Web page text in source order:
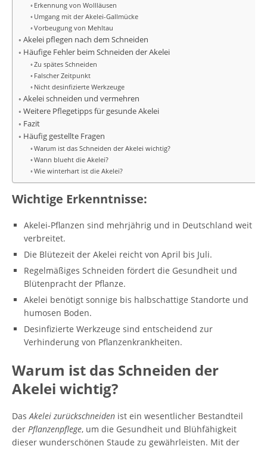
Erkennung von Wollläusen
Umgang mit der Akelei-Gallmücke
Vorbeugung von Mehltau
Akelei pflegen nach dem Schneiden
Häufige Fehler beim Schneiden der Akelei
Zu spätes Schneiden
Falscher Zeitpunkt
Nicht desinfizierte Werkzeuge
Akelei schneiden und vermehren
Weitere Pflegetipps für gesunde Akelei
Fazit
Häufig gestellte Fragen
Warum ist das Schneiden der Akelei wichtig?
Wann blueht die Akelei?
Wie winterhart ist die Akelei?
Wichtige Erkenntnisse:
Akelei-Pflanzen sind mehrjährig und in Deutschland weit
verbreitet.
Die Blütezeit der Akelei reicht von April bis Juli.
Regelmäßiges Schneiden fördert die Gesundheit und
Blütenpracht der Pflanze.
Akelei benötigt sonnige bis halbschattige Standorte und
humosen Boden.
Desinfizierte Werkzeuge sind entscheidend zur
Verhinderung von Pflanzenkrankheiten.
Warum ist das Schneiden der
Akelei wichtig?
DasAkelei zurückschneiden ist ein wesentlicher Bestandteil
der Pflanzenpflege, um die Gesundheit und Blühfähigkeit
dieser wunderschönen Staude zu gewährleisten. Mit der